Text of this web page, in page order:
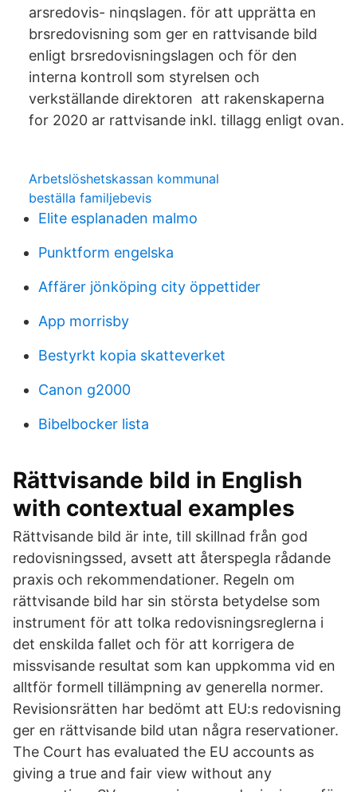
arsredovis- ninqslagen. för att upprätta en
brsredovisning som ger en rattvisande bild
enligt brsredovisningslagen och för den
interna kontroll som styrelsen och
verkställande direktoren att rakenskaperna
for 2020 ar rattvisande inkl. tillagg enligt ovan.
Arbetslöshetskassan kommunal
beställa familjebevis
Elite esplanaden malmo
Punktform engelska
Affärer jönköping city öppettider
App morrisby
Bestyrkt kopia skatteverket
Canon g2000
Bibelbocker lista
Rättvisande bild in English
with contextual examples
Rättvisande bild är inte, till skillnad från god
redovisningssed, avsett att återspegla rådande
praxis och rekommendationer. Regeln om
rättvisande bild har sin största betydelse som
instrument för att tolka redovisningsreglerna i
det enskilda fallet och för att korrigera de
missvisande resultat som kan uppkomma vid en
alltför formell tillämpning av generella normer.
Revisionsrätten har bedömt att EU:s redovisning
ger en rättvisande bild utan några reservationer.
The Court has evaluated the EU accounts as
giving a true and fair view without any